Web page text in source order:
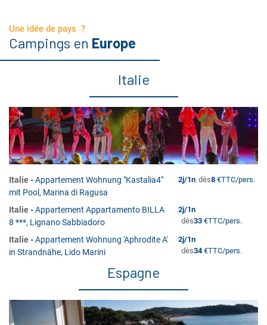
Une idée de pays ?
Campings en Europe
Italie
Italie-Appartement Wohnung "Kastalia4"
mit Pool, Marina di Ragusa
2j/1n dès8€TTC/pers.
Italie-Appartement Appartamento BILLA
8 ***, Lignano Sabbiadoro
2j/1n
dès33€TTC/pers.
Italie-Appartement Wohnung 'Aphrodite A'
in Strandnähe, Lido Marini
2j/1n
dès34€TTC/pers.
Espagne